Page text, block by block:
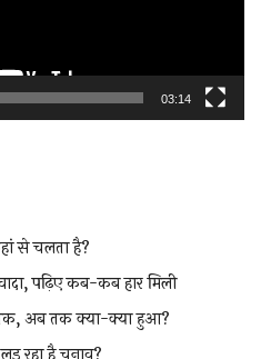
03:14
से चलता है?
पढ़िए कब-कब हार मिली
अब तक क्या-क्या हुआ?